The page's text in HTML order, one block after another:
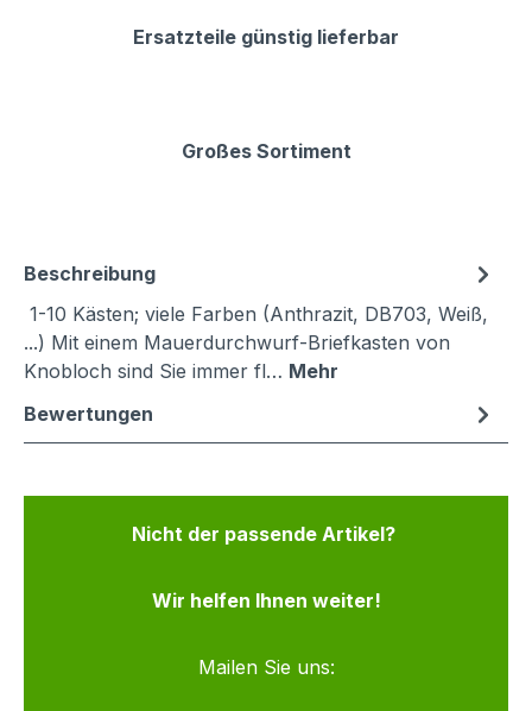
Ersatzteile günstig lieferbar
Großes Sortiment
Beschreibung
1-10 Kästen; viele Farben (Anthrazit, DB703, Weiß,
...) Mit einem Mauerdurchwurf-Briefkasten von
Knobloch sind Sie immer fl… Mehr
Bewertungen
Nicht der passende Artikel?
Wir helfen Ihnen weiter!
Mailen Sie uns: